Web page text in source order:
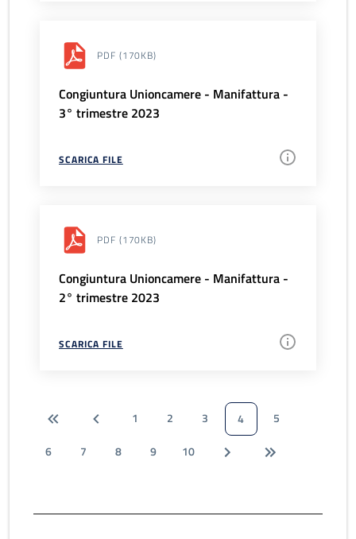
PDF (170KB)
Congiuntura Unioncamere - Manifattura -
3° trimestre 2023
SCARICA FILE
PDF (170KB)
Congiuntura Unioncamere - Manifattura -
2° trimestre 2023
SCARICA FILE
1 2 3 4
5
6
7 8 9 10